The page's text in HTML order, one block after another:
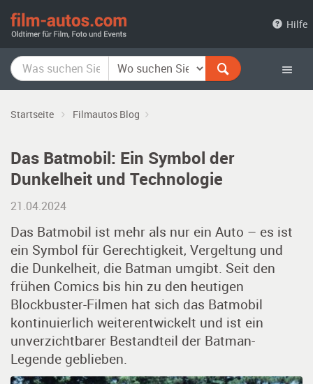
Hilfe
Startseite Filmautos Blog
Das Batmobil: Ein Symbol der
Dunkelheit und Technologie
21.04.2024
Das Batmobil ist mehr als nur ein Auto – es ist
ein Symbol für Gerechtigkeit, Vergeltung und
die Dunkelheit, die Batman umgibt. Seit den
frühen Comics bis hin zu den heutigen
Blockbuster-Filmen hat sich das Batmobil
kontinuierlich weiterentwickelt und ist ein
unverzichtbarer Bestandteil der Batman-
Legende geblieben.